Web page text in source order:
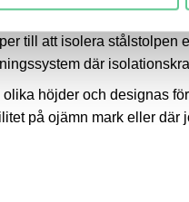
Detta är särskilt viktigt
till att isolera stålstolpen
där
höjder och designas
på ojämn mark eller där